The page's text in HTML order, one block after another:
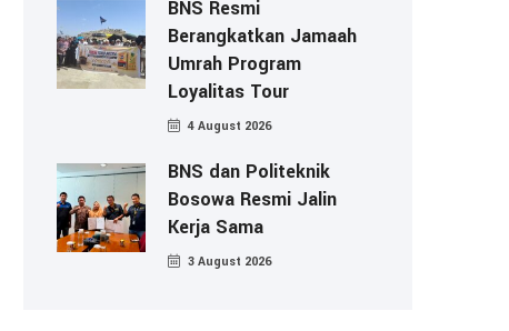
BNS Resmi
Berangkatkan Jamaah
Umrah Program
Loyalitas Tour
4 August 2026
BNS dan Politeknik
Bosowa Resmi Jalin
Kerja Sama
3 August 2026